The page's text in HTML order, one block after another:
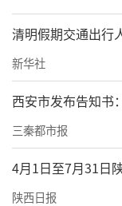
意识的重要途
新能力必不可
清明假期交通出行
新华社
西安市发布告知书
三秦都市报
4月1日至7月31日
陕西日报